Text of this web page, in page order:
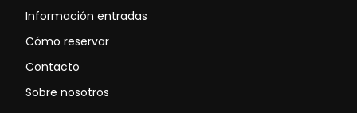
Información entradas
Cómo reservar
Contacto
Sobre nosotros